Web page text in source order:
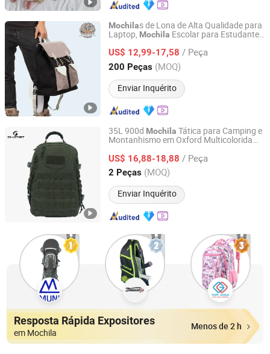
Mochilas de Lona de Alta Qualidade para
Laptop, Mochila Escolar para Estudantes
US$ 12,99-17,58 / Peça
200 Peças (MOQ)
Enviar Inquérito
Dongguan Yaosheng Industrial Co., Ltd
Guangdong, China Desde 2025
35L 900d Mochila Tática para Camping e
Montanhismo em Oxford Multicolorida
US$ 16,88-18,88 / Peça
2 Peças (MOQ)
Enviar Inquérito
Omega Safety Protection (Nanjing) Co., Ltd
Jiangsu, China Desde 2025
Resposta Rápida Expositores
em Mochila
Menos de 2 h